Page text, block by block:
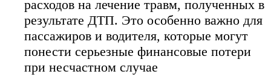
расходов на лечение травм, полученных в
результате ДТП. Это особенно важно для
пассажиров и водителя, которые могут
понести серьезные финансовые потери
при несчастном случае